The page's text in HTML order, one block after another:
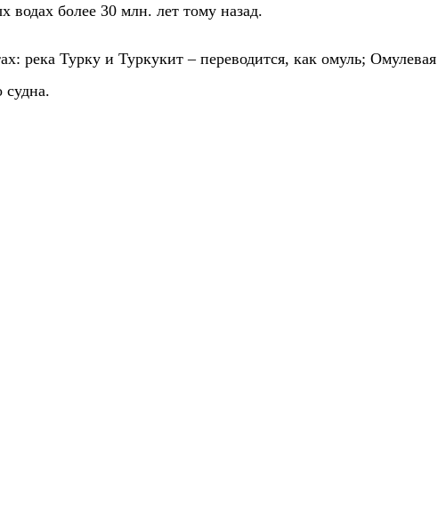
более 30 млн. лет тому назад.
река Турку и Туркукит – переводится, как омуль; Омулевая
судна.